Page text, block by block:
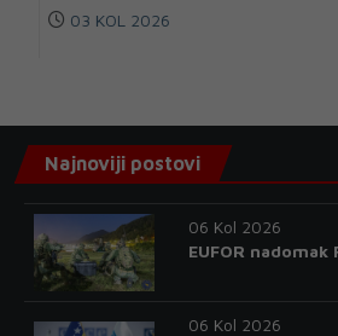
03 KOL 2026
Najnoviji postovi
06 Kol 2026
EUFOR
06 Kol 2026